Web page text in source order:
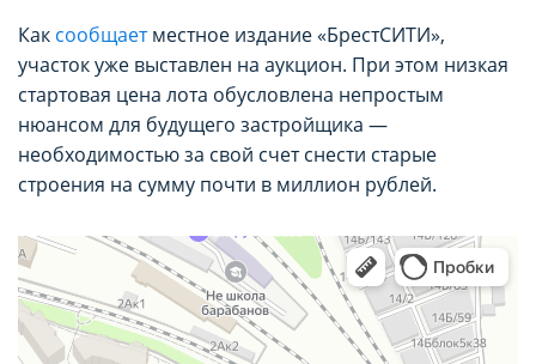
Как сообщаетместное издание «БрестСИТИ»,
участок уже выставлен на аукцион. При этом низкая
стартовая цена лота обусловлена непростым
нюансом для будущего застройщика —
необходимостью за свой счет снести старые
строения на сумму почти в миллион рублей.